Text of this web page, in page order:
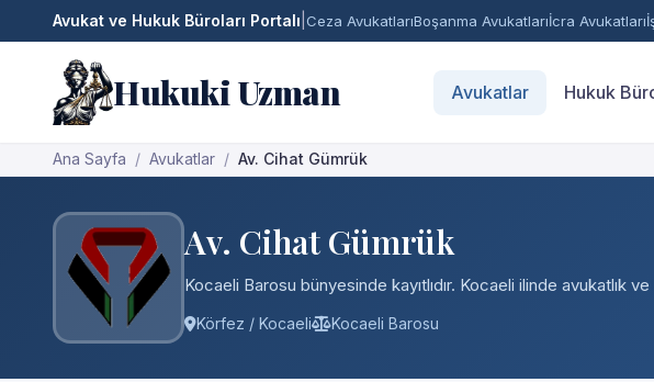
Avukat ve Hukuk Büroları Portalı Ceza AvukatlarıBoşanma Avukatlarıİcra Avukatları
Hukuki Uzman Avukatlar Hukuk
Ana Sayfa Avukatlar Av. Cihat Gümrük
Av. Cihat Gümrük
Kocaeli Barosu bünyesinde kayıtlıdır. Kocaeli ilinde avukatlık
Körfez / Kocaeli Kocaeli Barosu